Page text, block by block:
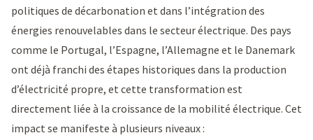
politiques de décarbonation et dans l’intégration des
énergies renouvelables dans le secteur électrique. Des pays
comme le Portugal, l’Espagne, l’Allemagne et le Danemark
ont déjà franchi des étapes historiques dans la production
d’électricité propre, et cette transformation est
directement liée à la croissance de la mobilité électrique. Cet
impact se manifeste à plusieurs niveaux :